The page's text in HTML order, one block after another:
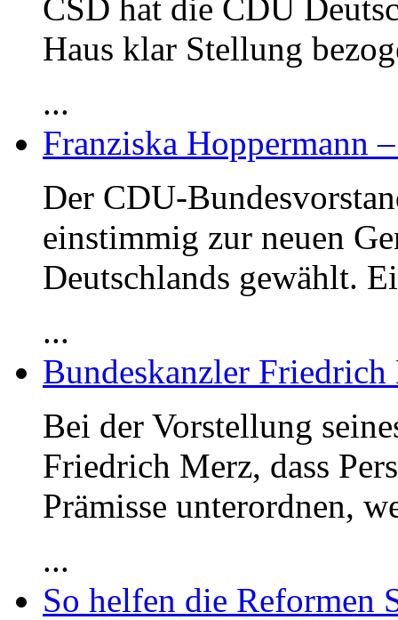
CSD hat die CDU
Haus klar Stellung
...
Franziska Hoppermann
Der CDU-
einstimmig zur neuen
Deutschlands gewählt.
...
Bundeskanzler
Bei der Vorstellung
Friedrich Merz, dass
Prämisse unterordnen,
...
So helfen die Reformen